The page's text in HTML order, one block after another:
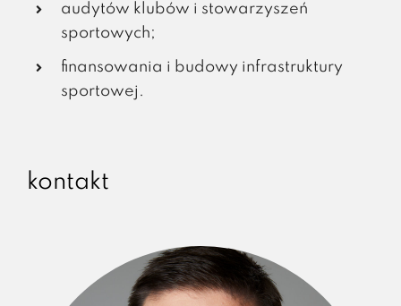
audytów klubów i stowarzyszeń
sportowych;
finansowania i budowy infrastruktury
sportowej.
kontakt